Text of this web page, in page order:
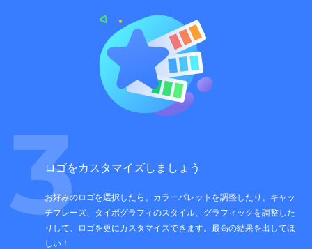
3ロゴをカスタマイズしましょう
お好みのロゴを選択したら、カラーパレットを調整したり、キャッ
チフレーズ、タイポグラフィのスタイル、グラフィックを調整した
りして、ロゴを更にカスタマイズできます。最高の結果を出してほ
しい！